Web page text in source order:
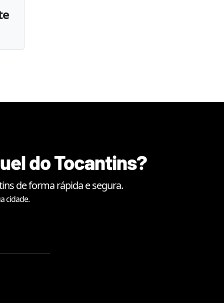
do Tocantins?
de forma rápida e segura.
cidade.